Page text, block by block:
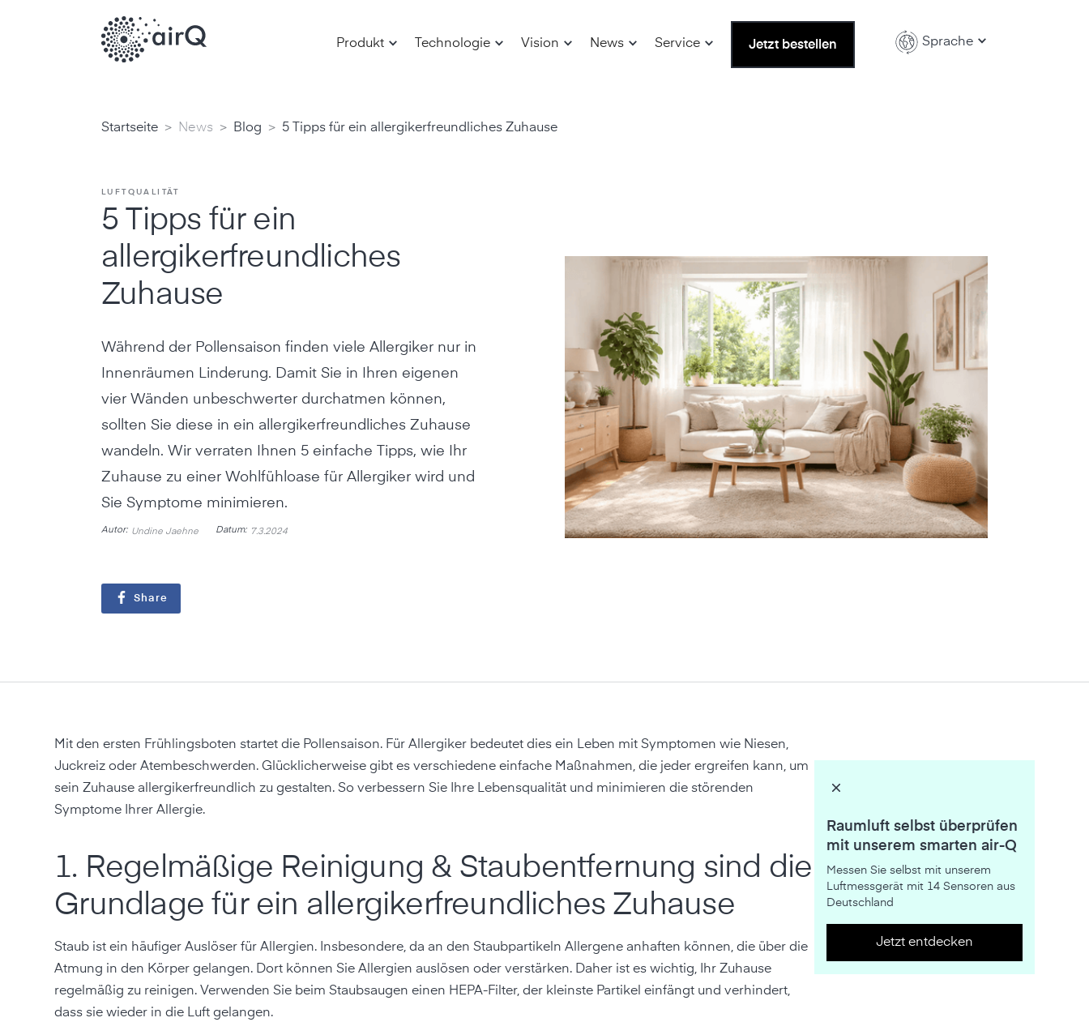
Produkt Technologie Vision News Service Jetzt bestellen Sprache
Startseite > News > Blog > 5 Tipps für ein allergikerfreundliches Zuhause
LUFTQUALITÄT
5 Tipps für ein
allergikerfreundliches
Zuhause
Während der Pollensaison finden viele Allergiker nur in
Innenräumen Linderung. Damit Sie in Ihren eigenen
vier Wänden unbeschwerter durchatmen können,
sollten Sie diese in ein allergikerfreundliches Zuhause
wandeln. Wir verraten Ihnen 5 einfache Tipps, wie Ihr
Zuhause zu einer Wohlfühloase für Allergiker wird und
Sie Symptome minimieren.
Autor: Undine Jaehne Datum: 7.3.2024
Share
Mit den ersten Frühlingsboten startet die Pollensaison. Für Allergiker bedeutet dies ein Leben mit Symptomen wie Niesen,
Juckreiz oder Atembeschwerden. Glücklicherweise gibt es verschiedene einfache Maßnahmen, die jeder ergreifen kann, um
sein Zuhause allergikerfreundlich zu gestalten. So verbessern Sie Ihre Lebensqualität und minimieren die störenden
Symptome Ihrer Allergie.
1. Regelmäßige Reinigung & Staubentfernung sind die
Grundlage für ein allergiker­freundliches Zuhause
Staub ist ein häufiger Auslöser für Allergien. Insbesondere, da an den Staubpartikeln Allergene anhaften können, die über die
Atmung in den Körper gelangen. Dort können Sie Allergien auslösen oder verstärken. Daher ist es wichtig, Ihr Zuhause
regelmäßig zu reinigen. Verwenden Sie beim Staubsaugen einen HEPA-Filter, der kleinste Partikel einfängt und verhindert,
dass sie wieder in die Luft gelangen.
Raumluft selbst überprüfen
mit unserem smarten air-Q
Messen Sie selbst mit unserem
Luftmessgerät mit 14 Sensoren aus
Deutschland
Jetzt entdecken